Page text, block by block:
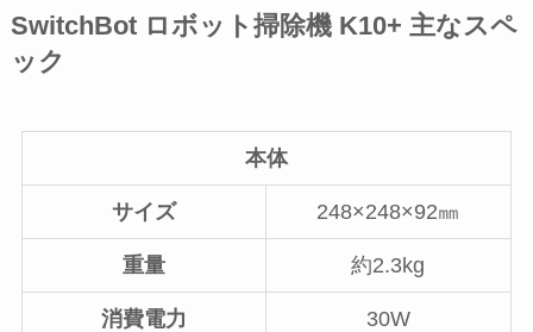
SwitchBot ロボット掃除機 K10+ 主なスペ
ック
本体
サイズ 248×248×92㎜
重量 約2.3kg
消費電力 30W